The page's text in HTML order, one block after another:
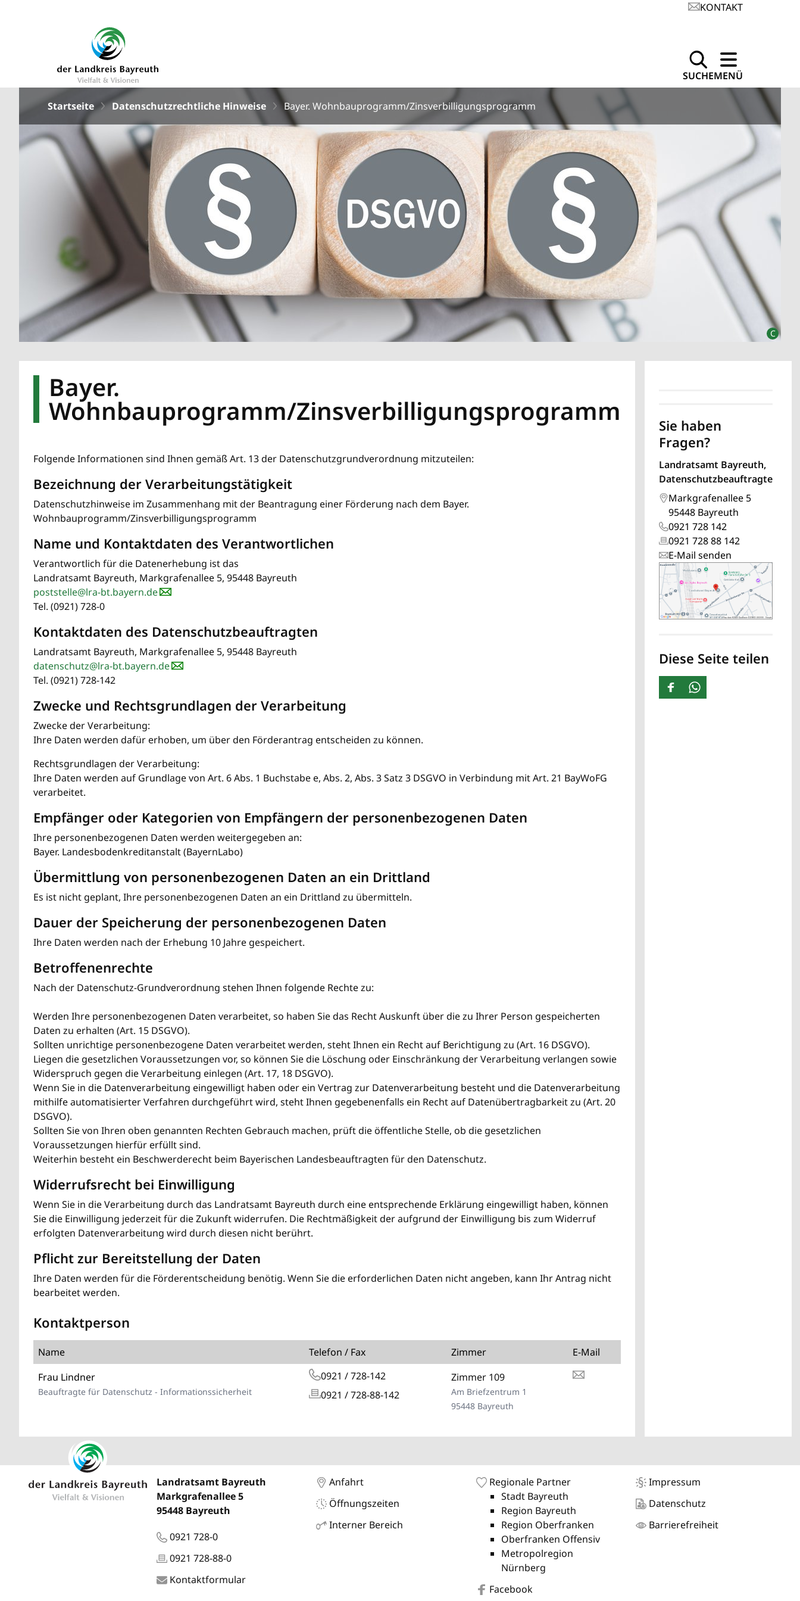
KONTAKT
SUCHEMENÜ
Startseite Datenschutzrechtliche Hinweise Bayer. Wohnbauprogramm/Zinsverbilligungsprogramm
Bayer.
Wohnbauprogramm/Zinsverbilligungsprogramm
Folgende Informationen sind Ihnen gemäß Art. 13 der Datenschutzgrundverordnung mitzuteilen:
Bezeichnung der Verarbeitungstätigkeit
Datenschutzhinweise im Zusammenhang mit der Beantragung einer Förderung nach dem Bayer.
Wohnbauprogramm/Zinsverbilligungsprogramm
Name und Kontaktdaten des Verantwortlichen
Verantwortlich für die Datenerhebung ist das
Landratsamt Bayreuth, Markgrafenallee 5, 95448 Bayreuth
poststelle@lra-bt.bayern.de
Tel. (0921) 728-0
Kontaktdaten des Datenschutzbeauftragten
Landratsamt Bayreuth, Markgrafenallee 5, 95448 Bayreuth
datenschutz@lra-bt.bayern.de
Tel. (0921) 728-142
Zwecke und Rechtsgrundlagen der Verarbeitung
Zwecke der Verarbeitung:
Ihre Daten werden dafür erhoben, um über den Förderantrag entscheiden zu können.
Rechtsgrundlagen der Verarbeitung:
Ihre Daten werden auf Grundlage von Art. 6 Abs. 1 Buchstabe e, Abs. 2, Abs. 3 Satz 3 DSGVO in Verbindung mit Art. 21 BayWoFG
verarbeitet.
Empfänger oder Kategorien von Empfängern der personenbezogenen Daten
Ihre personenbezogenen Daten werden weitergegeben an:
Bayer. Landesbodenkreditanstalt (BayernLabo)
Übermittlung von personenbezogenen Daten an ein Drittland
Es ist nicht geplant, Ihre personenbezogenen Daten an ein Drittland zu übermitteln.
Dauer der Speicherung der personenbezogenen Daten
Ihre Daten werden nach der Erhebung 10 Jahre gespeichert.
Betroffenenrechte
Nach der Datenschutz-Grundverordnung stehen Ihnen folgende Rechte zu:
Werden Ihre personenbezogenen Daten verarbeitet, so haben Sie das Recht Auskunft über die zu Ihrer Person gespeicherten
Daten zu erhalten (Art. 15 DSGVO).
Sollten unrichtige personenbezogene Daten verarbeitet werden, steht Ihnen ein Recht auf Berichtigung zu (Art. 16 DSGVO).
Liegen die gesetzlichen Voraussetzungen vor, so können Sie die Löschung oder Einschränkung der Verarbeitung verlangen sowie
Widerspruch gegen die Verarbeitung einlegen (Art. 17, 18 DSGVO).
Wenn Sie in die Datenverarbeitung eingewilligt haben oder ein Vertrag zur Datenverarbeitung besteht und die Datenverarbeitung
mithilfe automatisierter Verfahren durchgeführt wird, steht Ihnen gegebenenfalls ein Recht auf Datenübertragbarkeit zu (Art. 20
DSGVO).
Sollten Sie von Ihren oben genannten Rechten Gebrauch machen, prüft die öffentliche Stelle, ob die gesetzlichen
Voraussetzungen hierfür erfüllt sind.
Weiterhin besteht ein Beschwerderecht beim Bayerischen Landesbeauftragten für den Datenschutz.
Widerrufsrecht bei Einwilligung
Wenn Sie in die Verarbeitung durch das Landratsamt Bayreuth durch eine entsprechende Erklärung eingewilligt haben, können
Sie die Einwilligung jederzeit für die Zukunft widerrufen. Die Rechtmäßigkeit der aufgrund der Einwilligung bis zum Widerruf
erfolgten Datenverarbeitung wird durch diesen nicht berührt.
Pflicht zur Bereitstellung der Daten
Ihre Daten werden für die Förderentscheidung benötig. Wenn Sie die erforderlichen Daten nicht angeben, kann Ihr Antrag nicht
bearbeitet werden.
Kontaktperson
Name Telefon / Fax Zimmer
E-Mail
Frau Lindner
Beauftragte für Datenschutz - Informationssicherheit
0921 / 728-142
0921 / 728-88-142
Zimmer 109
Am Briefzentrum 1
95448 Bayreuth
Sie haben
Fragen?
Landratsamt Bayreuth,
Datenschutzbeauftragte
Markgrafenallee 5
95448 Bayreuth
0921 728 142
0921 728 88 142
E-Mail senden
Diese Seite teilen
Landratsamt Bayreuth
Markgrafenallee 5
95448 Bayreuth
0921 728-0
0921 728-88-0
Kontaktformular
Anfahrt
Öffnungszeiten
Interner Bereich
Regionale Partner
Stadt Bayreuth
Region Bayreuth
Region Oberfranken
Oberfranken Offensiv
Metropolregion
Nürnberg
Facebook
Impressum
Datenschutz
Barrierefreiheit